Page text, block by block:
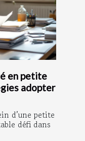
en petite
adopter
d’une petite
défi dans